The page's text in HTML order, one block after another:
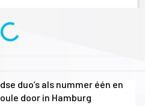
duo’s als nummer één en
door in Hamburg